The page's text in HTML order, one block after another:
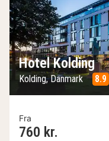
Hotel Kolding
Kolding, Danmark 8.9
Fra
760 kr.